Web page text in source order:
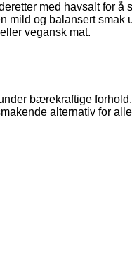
med havsalt for å
mild og balansert smak
vegansk mat.
bærekraftige
alternativ for